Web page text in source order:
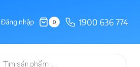
Đăng nhập 0 1900 636 774